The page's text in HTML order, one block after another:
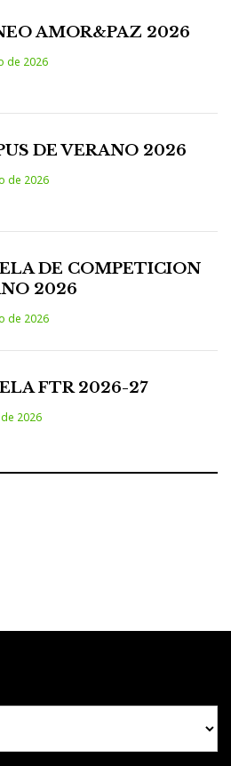
AMOR&PAZ 2026
de 2026
DE VERANO 2026
de 2026
DE COMPETICION
2026
de 2026
FTR 2026-27
2026